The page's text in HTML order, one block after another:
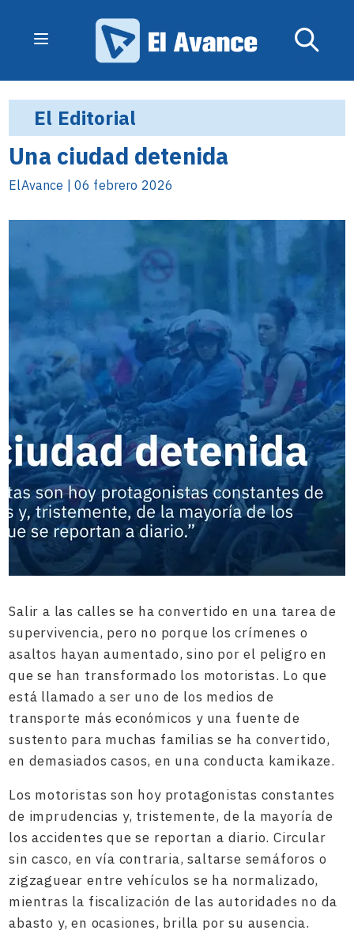
El Editorial
Una ciudad detenida
ElAvance | 06 febrero 2026
Salir a las calles se ha convertido en una tarea de
supervivencia, pero no porque los crímenes o
asaltos hayan aumentado, sino por el peligro en
que se han transformado los motoristas. Lo que
está llamado a ser uno de los medios de
transporte más económicos y una fuente de
sustento para muchas familias se ha convertido,
en demasiados casos, en una conducta kamikaze.
Los motoristas son hoy protagonistas constantes
de imprudencias y, tristemente, de la mayoría de
los accidentes que se reportan a diario. Circular
sin casco, en vía contraria, saltarse semáforos o
zigzaguear entre vehículos se ha normalizado,
mientras la fiscalización de las autoridades no da
abasto y, en ocasiones, brilla por su ausencia.